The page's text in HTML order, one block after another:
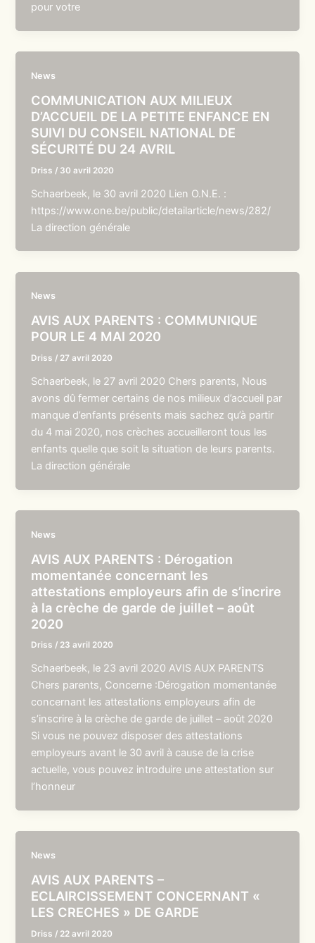
pour votre
News
COMMUNICATION AUX MILIEUX
D’ACCUEIL DE LA PETITE ENFANCE EN
SUIVI DU CONSEIL NATIONAL DE
SÉCURITÉ DU 24 AVRIL
Driss / 30 avril 2020
Schaerbeek, le 30 avril 2020 Lien O.N.E. :
https://www.one.be/public/detailarticle/news/282/
La direction générale
News
AVIS AUX PARENTS : COMMUNIQUE
POUR LE 4 MAI 2020
Driss / 27 avril 2020
Schaerbeek, le 27 avril 2020 Chers parents, Nous
avons dû fermer certains de nos milieux d’accueil par
manque d’enfants présents mais sachez qu’à partir
du 4 mai 2020, nos crèches accueilleront tous les
enfants quelle que soit la situation de leurs parents.
La direction générale
News
AVIS AUX PARENTS : Dérogation
momentanée concernant les
attestations employeurs afin de s’incrire
à la crèche de garde de juillet – août
2020
Driss / 23 avril 2020
Schaerbeek, le 23 avril 2020 AVIS AUX PARENTS
Chers parents, Concerne :Dérogation momentanée
concernant les attestations employeurs afin de
s’inscrire à la crèche de garde de juillet – août 2020
Si vous ne pouvez disposer des attestations
employeurs avant le 30 avril à cause de la crise
actuelle, vous pouvez introduire une attestation sur
l’honneur
News
AVIS AUX PARENTS –
ECLAIRCISSEMENT CONCERNANT «
LES CRECHES » DE GARDE
Driss / 22 avril 2020